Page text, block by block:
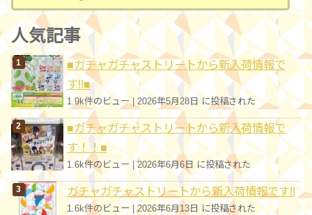
テ
ゴ
リ
ー
人気記事
■ガチャガチャストリートから新入荷情報で
す!!■
1.9k件のビュー | 2026年5月28日 に投稿された
■ガチャガチャストリートから新入荷情報で
す！！■
1.6k件のビュー|2026年6月6日 に投稿された
ガチャガチャストリートから新入荷情報です!!
1.6k件のビュー|2026年6月13日 に投稿された